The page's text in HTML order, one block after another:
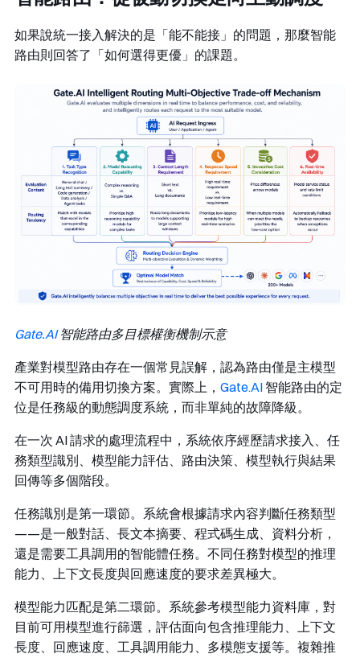
如果說統一接入解決的是「能不能接」的問題，那麼智能
路由則回答了「如何選得更優」的課題。
Gate.AI 智能路由多目標權衡機制示意
產業對模型路由存在一個常見誤解，認為路由僅是主模型
不可用時的備用切換方案。實際上， Gate.AI 智能路由的定
位是任務級的動態調度系統，而非單純的故障降級。
在一次 AI 請求的處理流程中，系統依序經歷請求接入、任
務類型識別、模型能力評估、路由決策、模型執行與結果
回傳等多個階段。
任務識別是第一環節。系統會根據請求內容判斷任務類型
——是一般對話、長文本摘要、程式碼生成、資料分析，
還是需要工具調用的智能體任務。不同任務對模型的推理
能力、上下文長度與回應速度的要求差異極大。
模型能力匹配是第二環節。系統參考模型能力資料庫，對
目前可用模型進行篩選，評估面向包含推理能力、上下文
長度、回應速度、工具調用能力、多模態支援等。複雜推